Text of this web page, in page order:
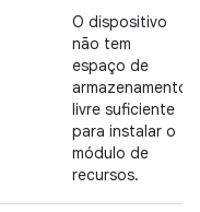
O dispositivo
não tem
espaço de
armazenamento
livre suficiente
para instalar o
módulo de
recursos.